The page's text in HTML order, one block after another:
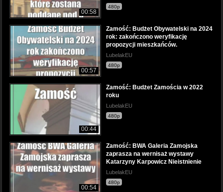
00:58
480p
00:57
Zamość: Budżet Obywatelski na 2024
rok: zakończono weryfikację
propozycji mieszkańców.
LubelakEU
480p
00:44
Zamość: Budżet Zamościa w 2022
roku
LubelakEU
480p
00:54
Zamość: BWA Galeria Zamojska
zaprasza na wernisaż wystawy
Katarzyny Karpowicz Nieistnienie
LubelakEU
480p